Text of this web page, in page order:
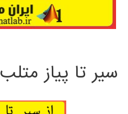
سیر تا پیاز متلب MATLAB